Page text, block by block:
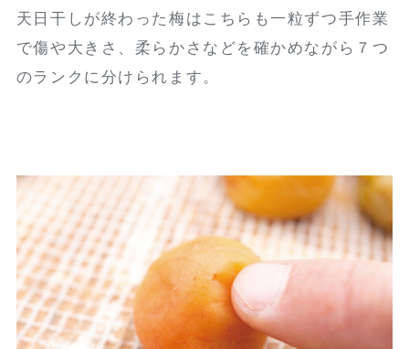
天日干しが終わった梅はこちらも一粒ずつ手作業
で傷や大きさ、柔らかさなどを確かめながら７つ
のランクに分けられます。